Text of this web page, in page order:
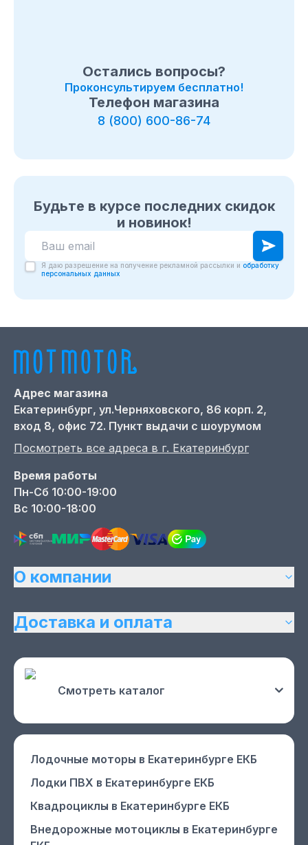
Остались вопросы?
Проконсультируем бесплатно!
Телефон магазина
8 (800) 600-86-74
Будьте в курсе последних скидок
и новинок!
Я даю разрешение на получение рекламной рассылки и обработку
персональных данных
Адрес магазина
Екатеринбург, ул.Черняховского, 86 корп. 2,
вход 8, офис 72. Пункт выдачи с шоурумом
Посмотреть все адреса в г. Екатеринбург
Время работы
Пн-Сб 10:00-19:00
Вс 10:00-18:00
О компании
Доставка и оплата
Смотреть каталог
Лодочные моторы в Екатеринбурге ЕКБ
Лодки ПВХ в Екатеринбурге ЕКБ
Квадроциклы в Екатеринбурге ЕКБ
Внедорожные мотоциклы в Екатеринбурге